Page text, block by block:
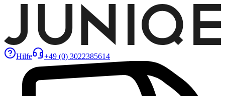
Hilfe +49 (0) 3022385614